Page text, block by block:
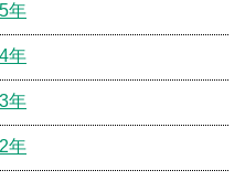
年
年
年
年